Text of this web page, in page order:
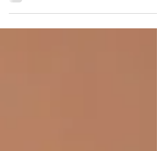
La discrimination en entreprise, on en parle
beaucoup. Mais de quoi parle-t-on vraiment ?